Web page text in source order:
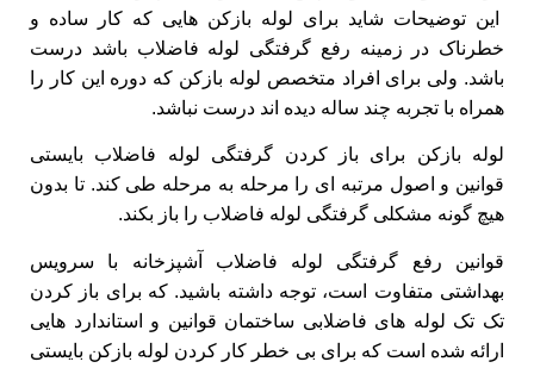
این توضیحات شاید برای لوله بازکن هایی که کار ساده و
خطرناک در زمینه رفع گرفتگی لوله فاضلاب باشد درست
باشد. ولی برای افراد متخصص لوله بازکن که دوره این کار را
همراه با تجربه چند ساله دیده اند درست نباشد.
لوله بازکن برای باز کردن گرفتگی لوله فاضلاب بایستی
قوانین و اصول مرتبه ای را مرحله به مرحله طی کند. تا بدون
هیچ گونه مشکلی گرفتگی لوله فاضلاب را باز بکند.
قوانین رفع گرفتگی لوله فاضلاب آشپزخانه با سرویس
بهداشتی متفاوت است، توجه داشته باشید. که برای باز کردن
تک تک لوله های فاضلابی ساختمان قوانین و استاندارد هایی
ارائه شده است که برای بی خطر کار کردن لوله بازکن بایستی